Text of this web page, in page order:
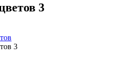
3
3